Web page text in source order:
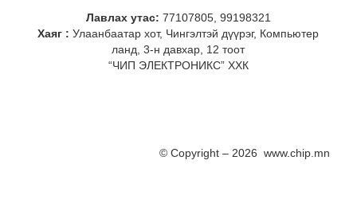
Лавлах утас: 77107805, 99198321
Хаяг : Улаанбаатар хот, Чингэлтэй дүүрэг, Компьютер
ланд, 3-н давхар, 12 тоот
“ЧИП ЭЛЕКТРОНИКС” ХХК
© Copyright – 2026 www.chip.mn